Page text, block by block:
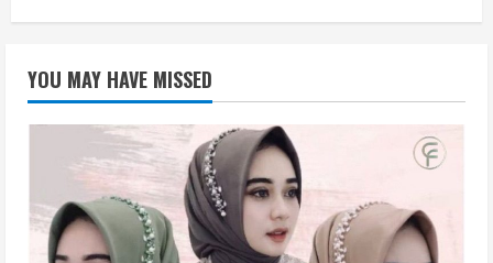
YOU MAY HAVE MISSED